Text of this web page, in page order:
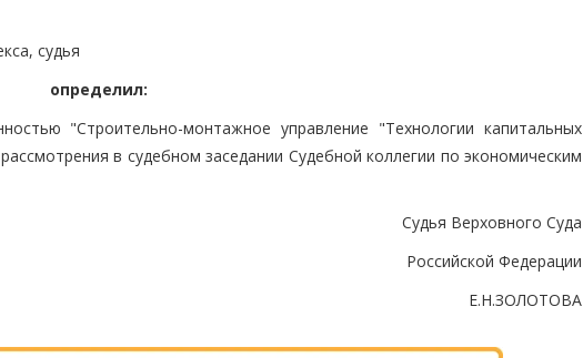
судья
определил:
"Строительно-монтажное управление "Технологии капитальных
в судебном заседании Судебной коллегии по экономическим
Судья Верховного Суда
Российской Федерации
Е.Н.ЗОЛОТОВА